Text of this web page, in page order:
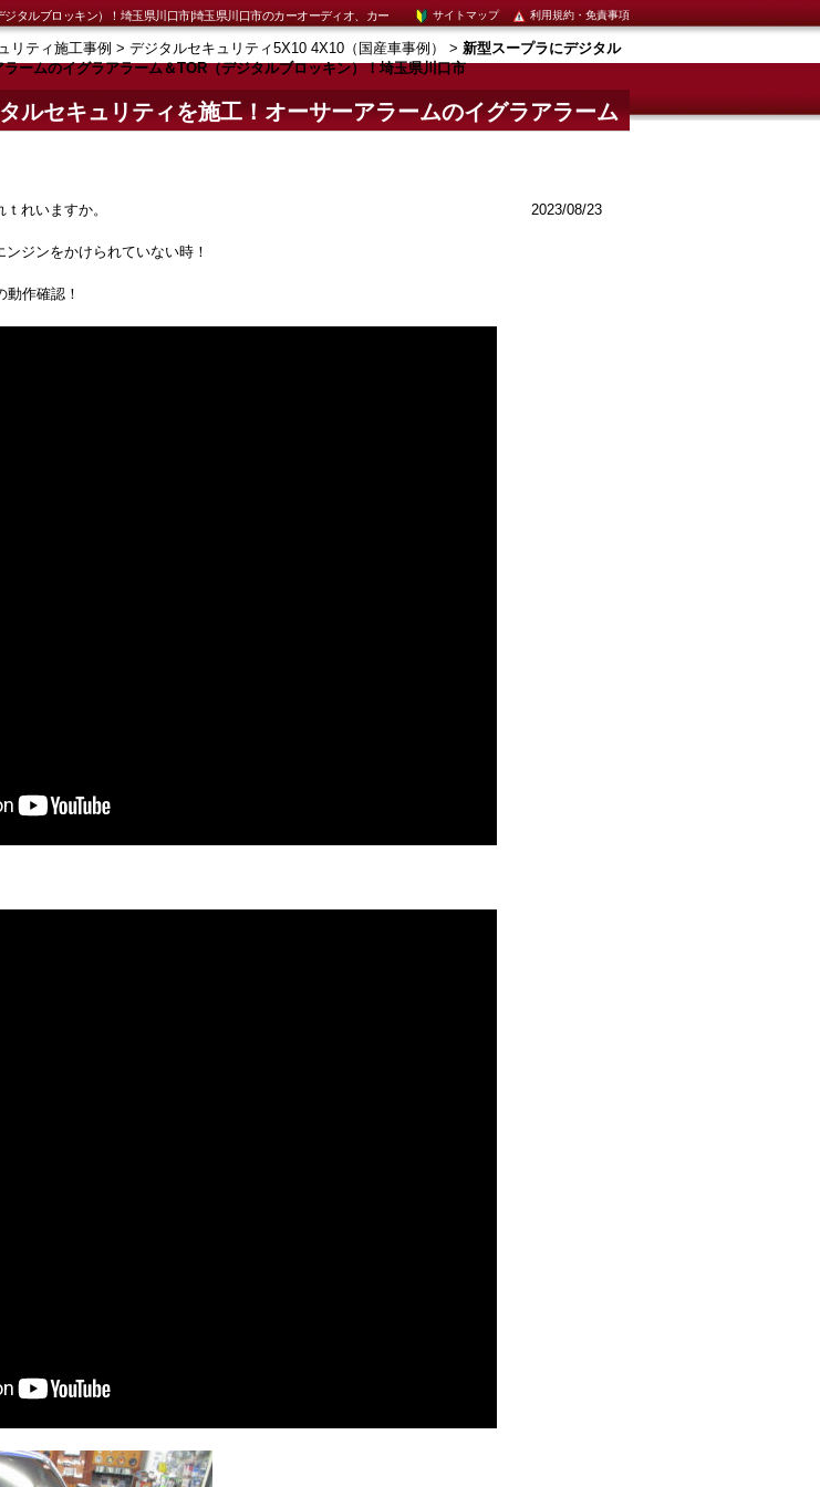
タルブロッキン）！埼玉県川口市|埼玉県川口市のカーオーディオ、カー
利用規約・免責事項
サイトマップ
リティ施工事例 > デジタルセキュリティ5X10 4X10（国産車事例） > 新型スープラにデジタル
ームのイグラアラーム＆TOR（デジタルブロッキン）！埼玉県川口市
ルセキュリティを施工！オーサーアラームのイグラアラーム
2023/08/23
れいますか。
ジンをかけられていない時！
作確認！